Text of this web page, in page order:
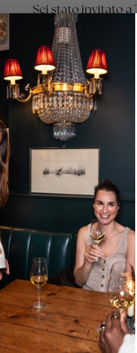
Sei stato invitato a
Guide mette in
bar, hotel e club privati
affinché gli amanti del
per ogni
LE MODIFICHE VENGONO SALVATE
non
prega di contattare
Supporto
Contattaci
Inserisci il tuo locale
FAQ’s